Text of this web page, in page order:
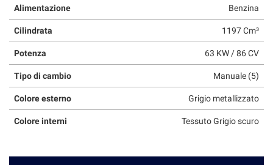
Alimentazione Benzina
Cilindrata 1197 Cm³
Potenza 63 KW / 86 CV
Tipo di cambio Manuale (5)
Colore esterno Grigio metallizzato
Colore interni Tessuto Grigio scuro
descritte.
Per
ottenere
maggiori
informazioni
sull'utilità
e
funzionamento
questi